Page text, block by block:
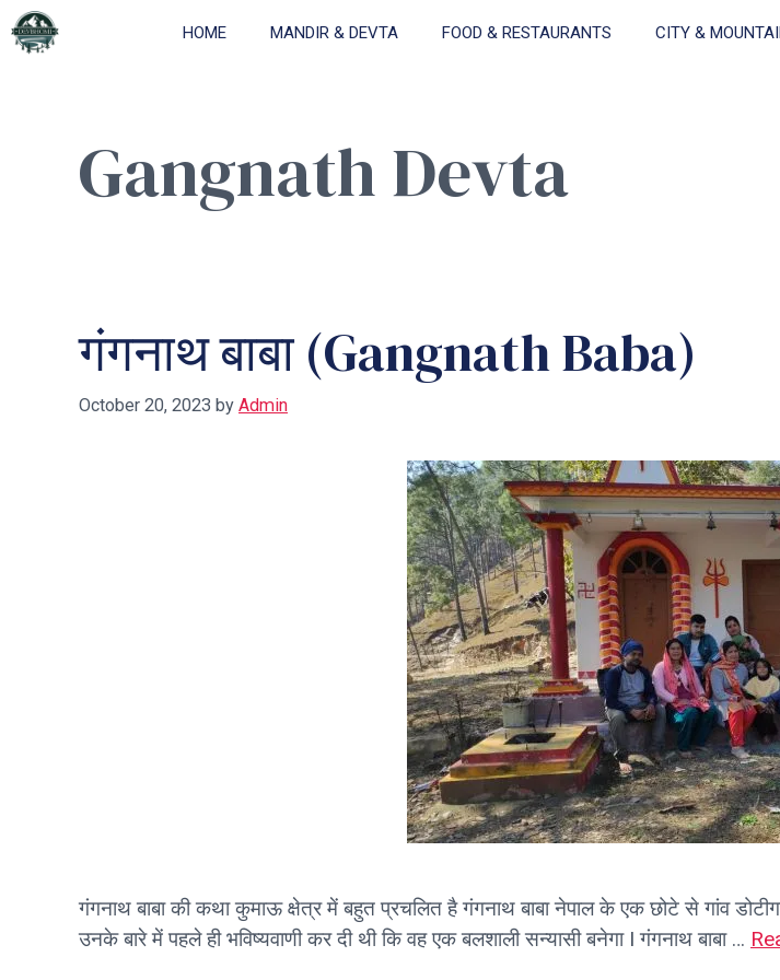
Skip
to
HOME MANDIR & DEVTA FOOD & RESTAURANTS CITY &
Gangnath Devta
गंगनाथ बाबा (Gangnath Baba)
October 20, 2023 by Admin
गंगनाथ बाबा की कथा कुमाऊ क्षेत्र में बहुत प्रचलित है गंगनाथ बाबा नेपाल के एक छोटे से गांव
उनके बारे में पहले ही भविष्यवाणी कर दी थी कि वह एक बलशाली सन्यासी बनेगा I गंगनाथ बाबा …